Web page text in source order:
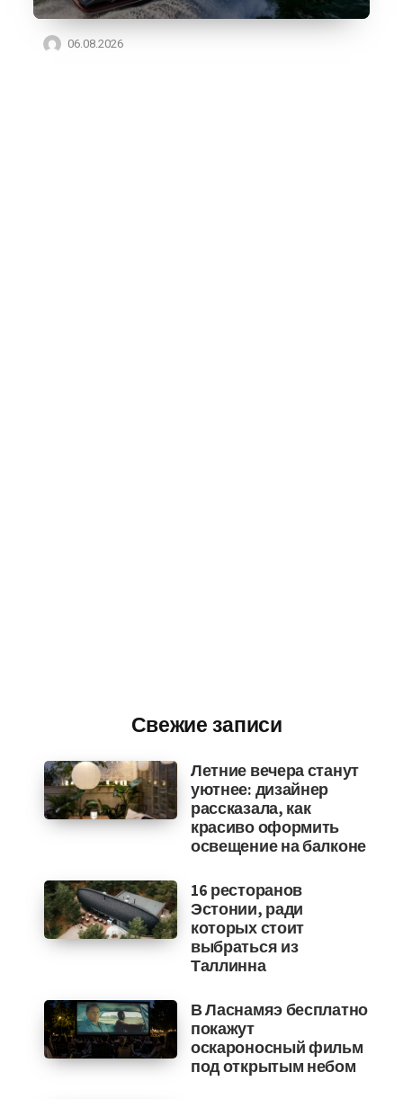
06.08.2026
Свежие записи
Летние вечера станут
уютнее: дизайнер
рассказала, как
красиво оформить
освещение на балконе
16 ресторанов
Эстонии, ради
которых стоит
выбраться из
Таллинна
В Ласнамяэ бесплатно
покажут
оскароносный фильм
под открытым небом